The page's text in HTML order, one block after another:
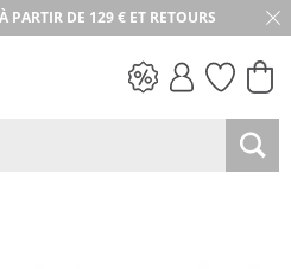
PARTIR DE 129 € ET RETOURS